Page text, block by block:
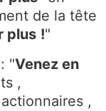
de la tête
plus !"
"Venez en
,
,